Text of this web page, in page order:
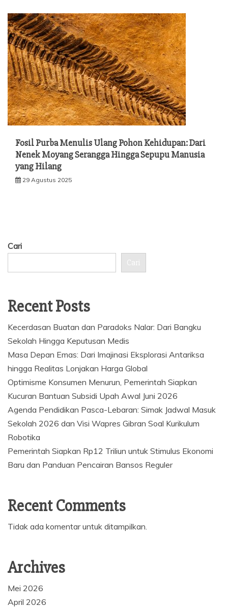
Fosil Purba Menulis Ulang Pohon Kehidupan: Dari
Nenek Moyang Serangga Hingga Sepupu Manusia
yang Hilang
29 Agustus 2025
Cari
Cari
Recent Posts
Kecerdasan Buatan dan Paradoks Nalar: Dari Bangku
Sekolah Hingga Keputusan Medis
Masa Depan Emas: Dari Imajinasi Eksplorasi Antariksa
hingga Realitas Lonjakan Harga Global
Optimisme Konsumen Menurun, Pemerintah Siapkan
Kucuran Bantuan Subsidi Upah Awal Juni 2026
Agenda Pendidikan Pasca-Lebaran: Simak Jadwal Masuk
Sekolah 2026 dan Visi Wapres Gibran Soal Kurikulum
Robotika
Pemerintah Siapkan Rp12 Triliun untuk Stimulus Ekonomi
Baru dan Panduan Pencairan Bansos Reguler
Recent Comments
Tidak ada komentar untuk ditampilkan.
Archives
Mei 2026
April 2026